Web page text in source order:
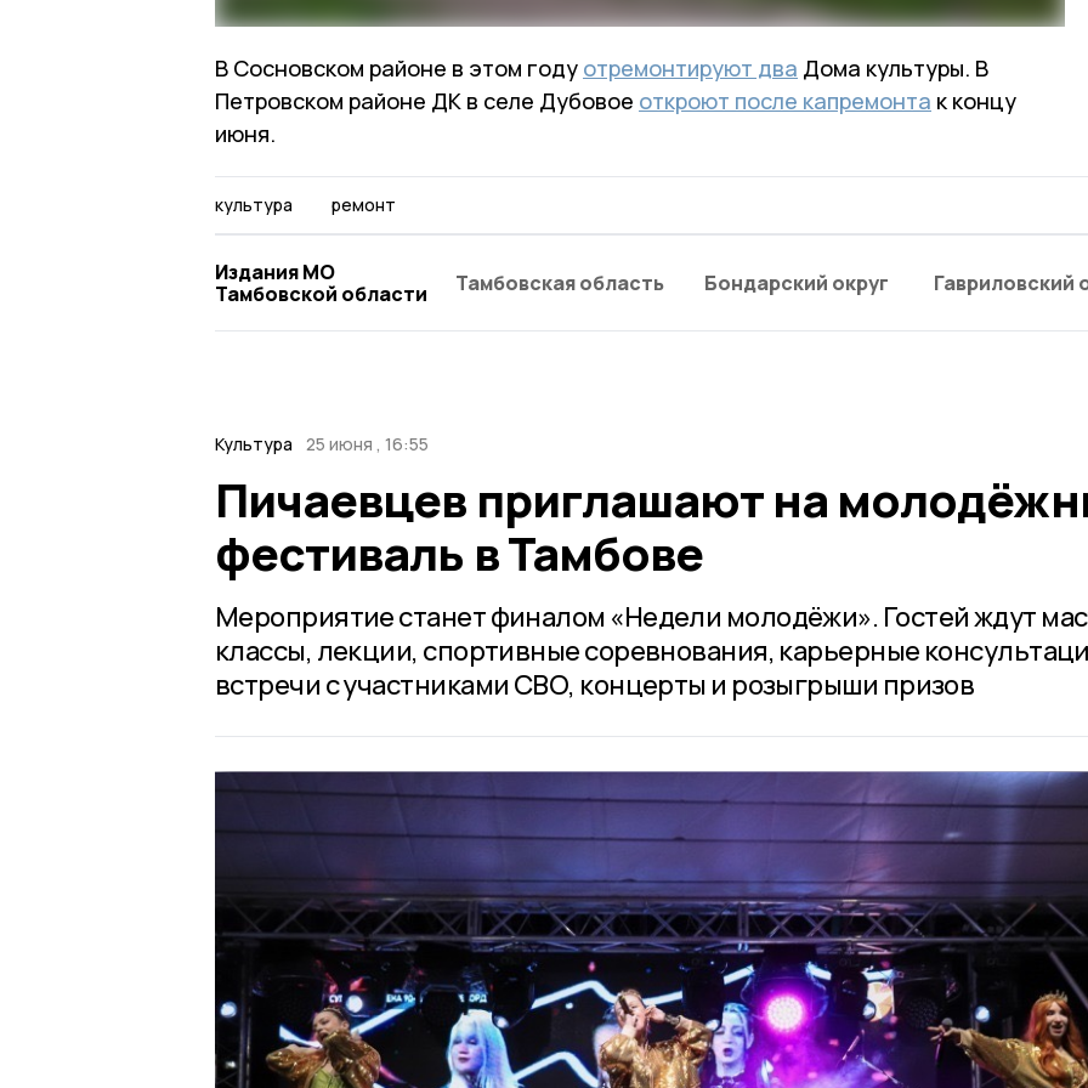
В Сосновском районе в этом году отремонтируют два Дома культуры. В
Петровском районе ДК в селе Дубовое откроют после капремонта к концу
июня.
культура ремонт
Издания МО
Тамбовской области
Тамбовская область Бондарский округ Гавриловский
Культура 25 июня , 16:55
Пичаевцев приглашают на
фестиваль в Тамбове
Мероприятие станет финалом «Недели молодёжи». Гостей ждут
классы, лекции, спортивные соревнования, карьерные
встречи с участниками СВО, концерты и розыгрыши призов